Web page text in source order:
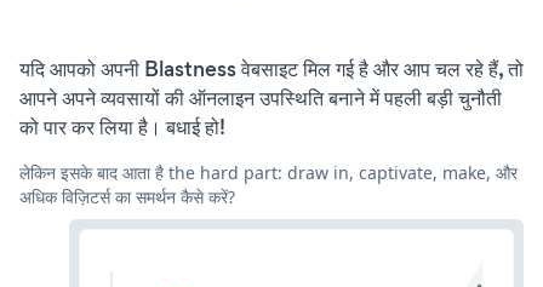
यदि आपको अपनी Blastness वेबसाइट मिल गई है और आप चल रहे हैं, तो
आपने अपने व्यवसायों की ऑनलाइन उपस्थिति बनाने में पहली बड़ी चुनौती
को पार कर लिया है। बधाई हो!
लेकिन इसके बाद आता है the hard part: draw in, captivate, make, और
अधिक विज़िटर्स का समर्थन कैसे करें?